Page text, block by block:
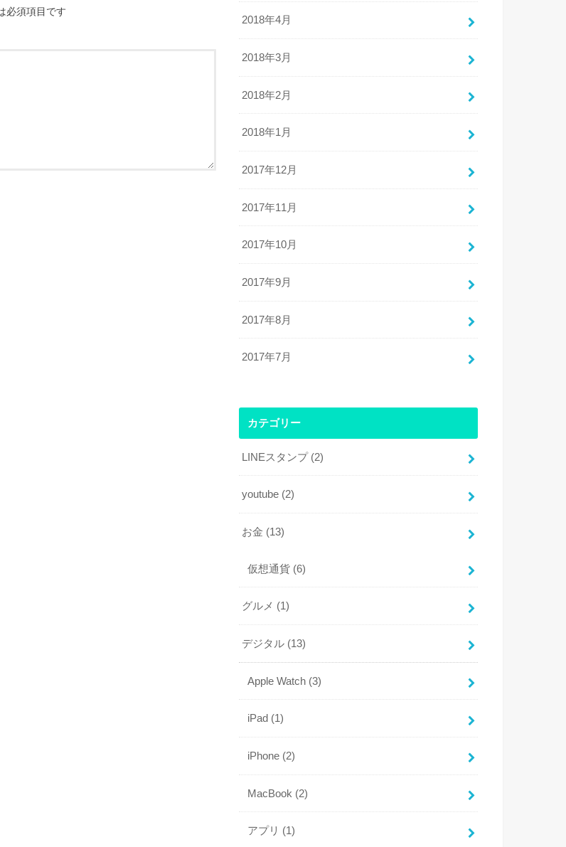
必須項目です
2018年4月
2018年3月
2018年2月
2018年1月
2017年12月
2017年11月
2017年10月
2017年9月
2017年8月
2017年7月
カテゴリー
LINEスタンプ (2)
youtube (2)
お金 (13)
仮想通貨 (6)
グルメ (1)
デジタル (13)
Apple Watch (3)
iPad (1)
iPhone (2)
MacBook (2)
アプリ (1)